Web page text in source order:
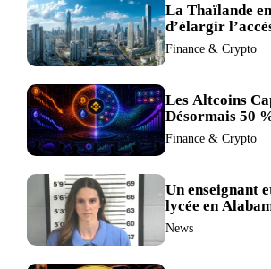
La Thaïlande
d’élargir
à terme crypto
refonte de sa
Finance & Crypto
Les Altcoins
Désormais 50
Trading de
Liquidité
Finance & Crypto
Un enseignant
lycée en
au divorce
accusé de plus
News